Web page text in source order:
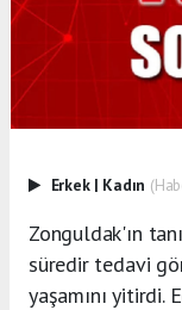
Erkek | Kadın
Zonguldak'ın
süredir tedavi
yaşamını yitirdi.